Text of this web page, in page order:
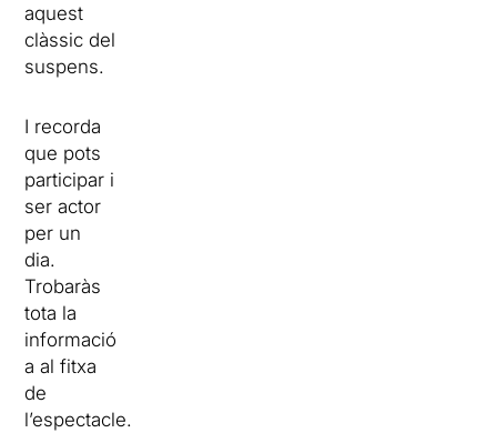
aquest
clàssic del
suspens.
I recorda
que pots
participar i
ser actor
per un
dia.
Trobaràs
tota la
informació
a al fitxa
de
l’espectacle.